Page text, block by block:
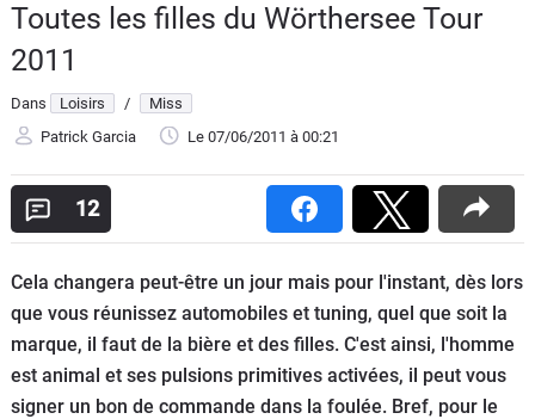
Essais
Guide
d'achat
Electriques
Utilitaires
Flottes
Auto
Services
Toutes les filles du Wörthersee Tour
2011
Dans Loisirs /
Miss
Patrick Garcia
Le 07/06/2011 à 00:21
12
Cela changera peut-être un jour mais pour l'instant, dès lors
que vous réunissez automobiles et tuning, quel que soit la
marque, il faut de la bière et des filles. C'est ainsi, l'homme
est animal et ses pulsions primitives activées, il peut vous
signer un bon de commande dans la foulée. Bref, pour le